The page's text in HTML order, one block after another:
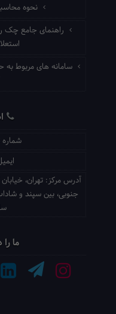
نحوه
راهنمای جامع چک
سامانه های مربوط به
آدرس مرکز: تهران،
جنوبی، بین سپند و
ما